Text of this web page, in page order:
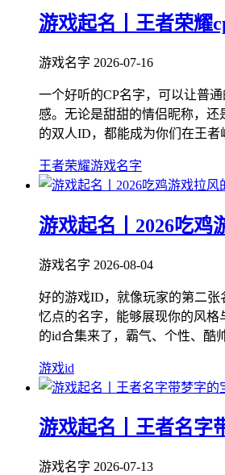
游戏起名丨王者荣耀
游戏名字 2026-07-16
一个好听的CP名字，可以让普
感。无论是甜甜的情侣昵称，还
的双人ID，都能成为你们在王者
王者荣耀游戏名字
游戏起名丨2026吃鸡
游戏名字 2026-08-04
好的游戏ID，就像玩家的第二张
忆点的名字，能够展现你的风格
的id合集来了，霸气、个性、酷帅
游戏id
游戏起名丨王者名字
游戏名字 2026-07-13